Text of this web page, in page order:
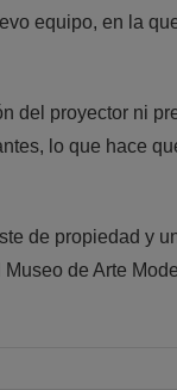
equipo, en la
del proyector ni
lo que hace
de propiedad y
de Arte